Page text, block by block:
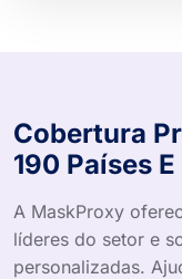
Cobertura
190 Países
A MaskProxy
líderes do setor e
personalizadas.